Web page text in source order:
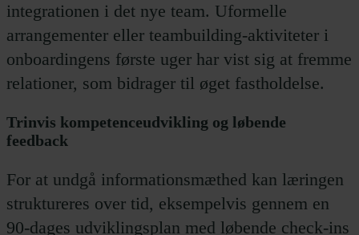
integrationen i det nye team. Uformelle
arrangementer eller teambuilding-aktiviteter i
onboardingens første uger har vist sig at fremme
relationer, som bidrager til øget fastholdelse.
Trinvis kompetenceudvikling og løbende
feedback
For at undgå informationsmæthed kan læringen
struktureres over tid, eksempelvis gennem en
90-dages udviklingsplan med løbende check-ins